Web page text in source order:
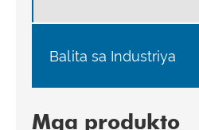
Balita sa Industriya
Mga produkto